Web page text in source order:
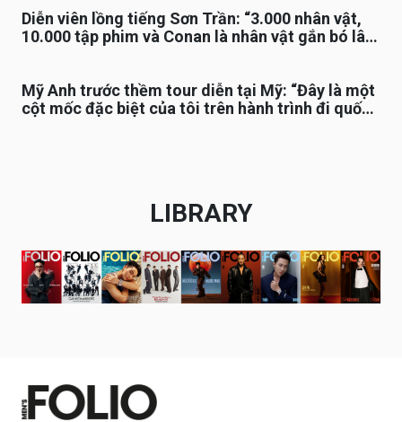
Diễn viên lồng tiếng Sơn Trần: “3.000 nhân vật,
10.000 tập phim và Conan là nhân vật gắn bó lâu
Mỹ Anh trước thềm tour diễn tại Mỹ: “Đây là một
cột mốc đặc biệt của tôi trên hành trình đi quốc
LIBRARY